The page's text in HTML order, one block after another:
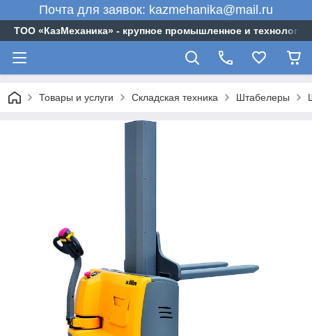
Почта для заявок: kazmehanika@mail.ru
ТОО «‎КазМеханика» - крупное промышленное и
Товары и услуги Складская техника Штабелеры